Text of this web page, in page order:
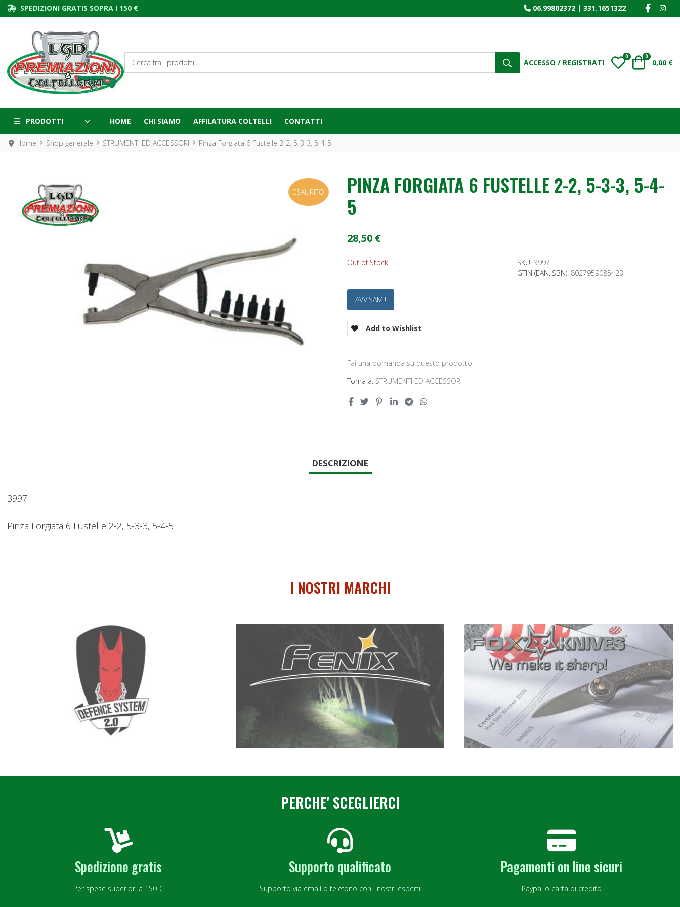
SPEDIZIONI GRATIS SOPRA I 150 € 06.99802372 | 331.1651322
Cerca fra i prodotti...
ACCESSO / REGISTRATI My Wishlist
0 Carrello
0
0,00 €
PRODOTTI HOME CHI SIAMO AFFILATURA COLTELLI CONTATTI
Home Shop generale STRUMENTI ED ACCESSORI Pinza Forgiata 6 Fustelle 2-2, 5-3-3, 5-4-5
ESAURITO
PINZA FORGIATA 6 FUSTELLE 2-2, 5-3-3, 5-4-
5
28,50 €
Out of Stock SKU: 3997
GTIN (EAN,ISBN): 8027959085423
AVVISAMI!
Add to Wishlist
Fai una domanda su questo prodotto
Torna a: STRUMENTI ED ACCESSORI
DESCRIZIONE
3997
Pinza Forgiata 6 Fustelle 2-2, 5-3-3, 5-4-5
I NOSTRI MARCHI
PERCHE' SCEGLIERCI
Spedizione gratis
Per spese superiori a 150 €
Supporto qualificato
Supporto via email o telefono con i nostri esperti
Pagamenti on line sicuri
Paypal o carta di credito